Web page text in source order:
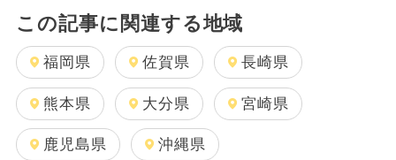
この記事に関連する地域
福岡県 佐賀県 長崎県
熊本県 大分県 宮崎県
鹿児島県 沖縄県